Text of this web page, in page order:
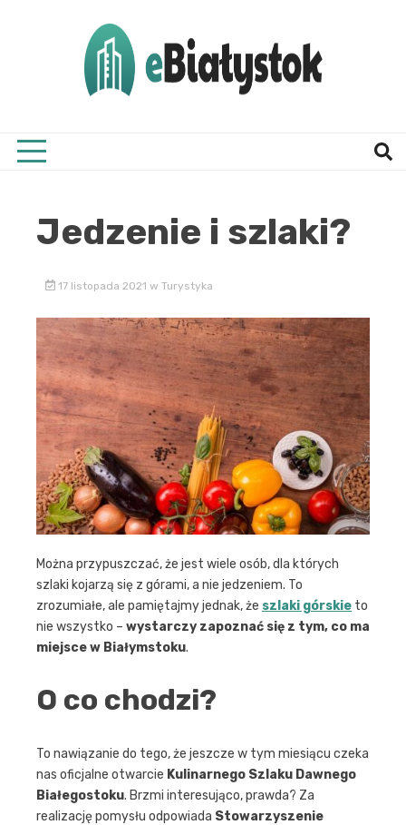
Jedzenie i szlaki?
17 listopada 2021 w Turystyka
Można przypuszczać, że jest wiele osób, dla których
szlaki kojarzą się z górami, a nie jedzeniem. To
zrozumiałe, ale pamiętajmy jednak, że szlaki górskie to
nie wszystko – wystarczy zapoznać się z tym, co ma
miejsce w Białymstoku.
O co chodzi?
To nawiązanie do tego, że jeszcze w tym miesiącu czeka
nas oficjalne otwarcie Kulinarnego Szlaku Dawnego
Białegostoku. Brzmi interesująco, prawda? Za
realizację pomysłu odpowiada Stowarzyszenie